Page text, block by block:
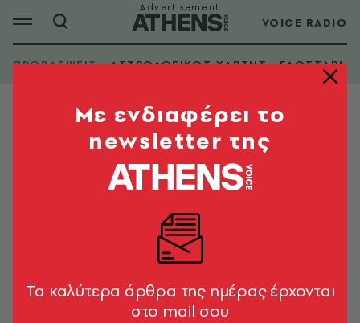
VOICE RADIO
ΠΡΟΒΛΕΨΕΙΣ ΑΣΤΡΟΛΟΓΙΚΟΣ ΧΑΡΤΗΣ ΓΛΩΣΣΑΡΙ
Mε ενδιαφέρει το
newsletter της
Tα καλύτερα άρθρα της ημέρας έρχονται
στο mail σου